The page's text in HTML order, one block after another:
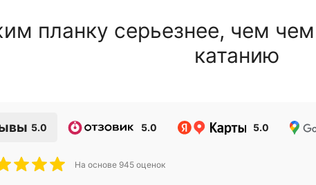
планку серьезнее, чем
катанию
5.0 5.0 5.0
На основе 945 оценок